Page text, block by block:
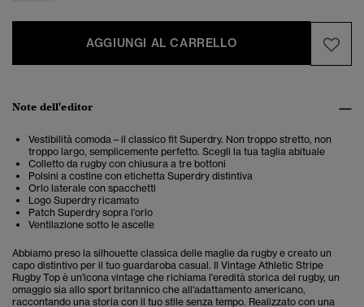
AGGIUNGI AL CARRELLO
Note dell'editor
Vestibilità comoda – il classico fit Superdry. Non troppo stretto, non
troppo largo, semplicemente perfetto. Scegli la tua taglia abituale
Colletto da rugby con chiusura a tre bottoni
Polsini a costine con etichetta Superdry distintiva
Orlo laterale con spacchetti
Logo Superdry ricamato
Patch Superdry sopra l'orlo
Ventilazione sotto le ascelle
Abbiamo preso la silhouette classica delle maglie da rugby e creato un
capo distintivo per il tuo guardaroba casual. Il Vintage Athletic Stripe
Rugby Top è un'icona vintage che richiama l'eredità storica del rugby, un
omaggio sia allo sport britannico che all'adattamento americano,
raccontando una storia con il tuo stile senza tempo. Realizzato con una